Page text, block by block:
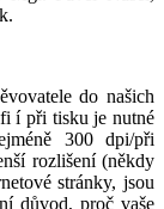
do našich
í při tisku je nutné
300 dpi/při
rozlišení (někdy
stránky, jsou
důvod, proč vaše